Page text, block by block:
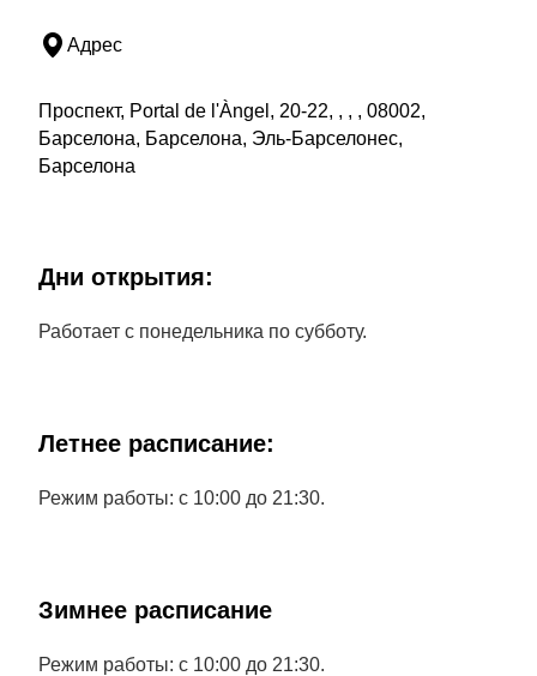
Адрес
Проспект, Portal de l'Àngel, 20-22, , , , 08002,
Барселона, Барселона, Эль-Барселонес,
Барселона
Дни открытия:
Работает с понедельника по субботу.
Летнее расписание:
Режим работы: с 10:00 до 21:30.
Зимнее расписание
Режим работы: с 10:00 до 21:30.